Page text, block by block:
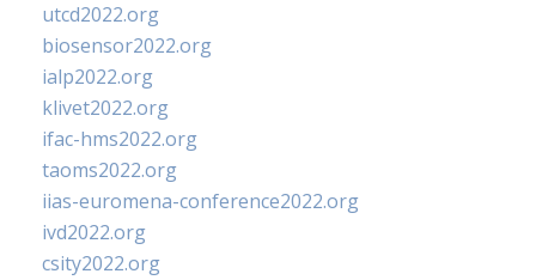
utcd2022.org
biosensor2022.org
ialp2022.org
klivet2022.org
ifac-hms2022.org
taoms2022.org
iias-euromena-conference2022.org
ivd2022.org
csity2022.org